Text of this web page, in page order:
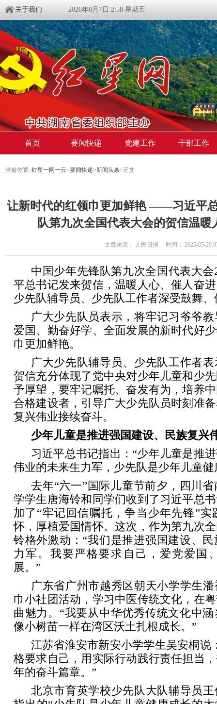
关于我们 2026年8月7日 2:58 星期五
首页 要闻快递 党建工作 干部工作
当前位置: 红星一网一云>要闻快递>新闻头条>正文
让新时代的红领巾更加鲜艳 ——习近平
队第九次全国代表大会的贺信温暖
文章来源： 人民日报 时间： 2025-05-29
中国少年先锋队第九次全国代表大
平总书记发来贺信，温暖人心、催人奋
少先队辅导员、少先队工作者深受鼓舞
广大少先队员表示，将牢记习爷爷
爱国、勤奋好学、全面发展的新时代好
巾更加鲜艳。
广大少先队辅导员、少先队工作者
贺信充分体现了党中央对少年儿童和少
予厚望，要牢记嘱托、奋发有为，培养
合格建设者，引导广大少先队员时刻准
复兴伟业接续奋斗。
少年儿童是推进强国建设、民族复兴
习近平总书记指出：“少年儿童是推
伟业的未来生力军，少先队是少年儿童
去年“六一”国际儿童节前夕，四川
学学生唐海铃和同学们收到了习近平总
加了“牢记回信嘱托，争当少年先锋”
怀，厚植爱国情怀。这次，作为第九次
铃格外激动：“我们是推进强国建设、
力军。我要严格要求自己，爱党爱国
展。”
广东省广州市越秀区朝天小学学生
巾小社团活动，学习中医传统文化，在
曲魅力。“我要从中华优秀传统文化中
像小树苗一样在湾区沃土扎根成长。”
江苏省淮安市新安小学学生吴安桐说
格要求自己，用实际行动践行责任担当
年的奋斗篇章。”
北京市育英学校少先队大队辅导员